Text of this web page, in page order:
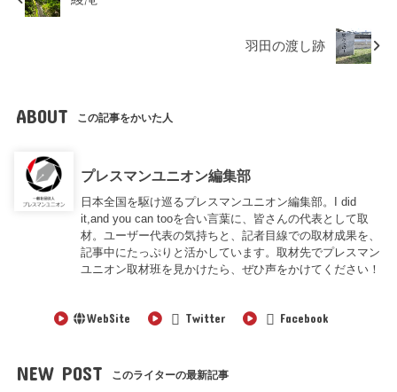
羽田の渡し跡
ABOUT この記事をかいた人
プレスマンユニオン編集部
日本全国を駆け巡るプレスマンユニオン編集部。I did
it,and you can tooを合い言葉に、皆さんの代表として取
材。ユーザー代表の気持ちと、記者目線での取材成果を、
記事中にたっぷりと活かしています。取材先でプレスマン
ユニオン取材班を見かけたら、ぜひ声をかけてください！
WebSite Twitter Facebook
NEW POST このライターの最新記事